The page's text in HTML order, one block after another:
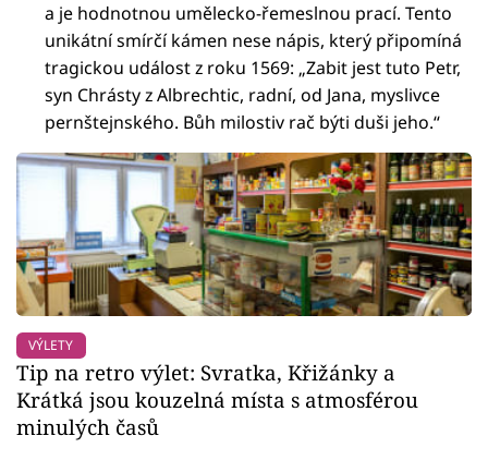
a je hodnotnou umělecko-řemeslnou prací. Tento
unikátní smírčí kámen nese nápis, který připomíná
tragickou událost z roku 1569: „Zabit jest tuto Petr,
syn Chrásty z Albrechtic, radní, od Jana, myslivce
pernštejnského. Bůh milostiv rač býti duši jeho.“
VÝLETY
Tip na retro výlet: Svratka, Křižánky a
Krátká jsou kouzelná místa s atmosférou
minulých časů